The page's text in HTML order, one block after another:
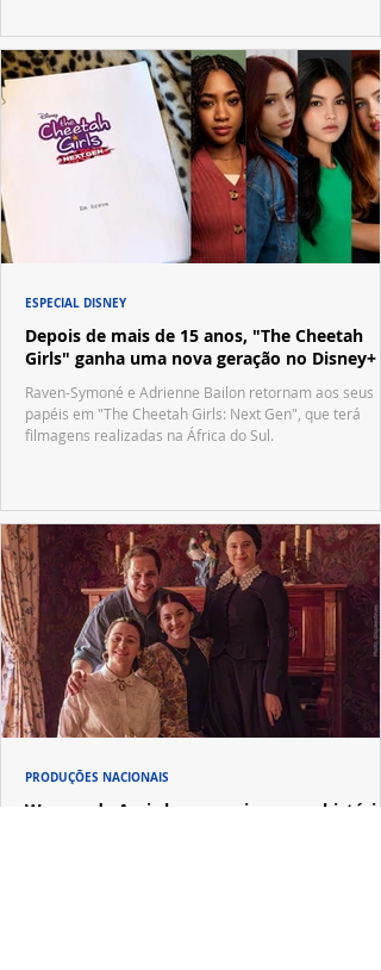
Depois de mais de 15 anos, "The Cheetah
Girls" ganha uma nova geração no Disney+
Raven-Symoné e Adrienne Bailon retornam aos seus
papéis em "The Cheetah Girls: Next Gen", que terá
filmagens realizadas na África do Sul.
ESPECIAL DISNEY
Wagner de Assis leva aos cinemas a história
PRODUÇÕES NACIONAIS